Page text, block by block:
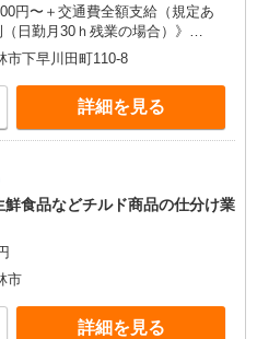
円〜＋交通費全額支給（規定あ
間外手当58,500円=303,500円＋交
市下早川田町110-8
詳細を見る
鮮食品などチルド商品の仕分け業
市
詳細を見る